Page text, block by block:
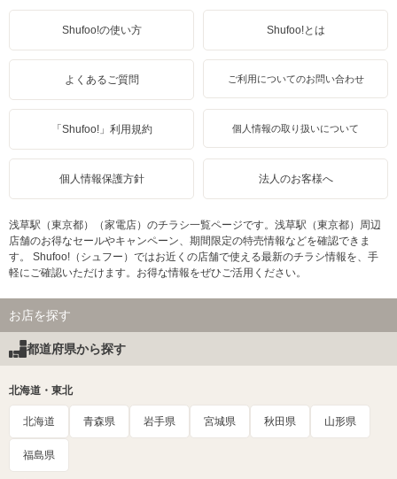
Shufoo!の使い方 Shufoo!とは
よくあるご質問 ご利用についてのお問い合わせ
「Shufoo!」利用規約 個人情報の取り扱いについて
個人情報保護方針 法人のお客様へ
浅草駅（東京都）（家電店）のチラシ一覧ページです。浅草駅（東京都）周辺
店舗のお得なセールやキャンペーン、期間限定の特売情報などを確認できま
す。 Shufoo!（シュフー）ではお近くの店舗で使える最新のチラシ情報を、手
軽にご確認いただけます。お得な情報をぜひご活用ください。
お店を探す
都道府県から探す
北海道・東北
北海道 青森県 岩手県 宮城県 秋田県 山形県
福島県